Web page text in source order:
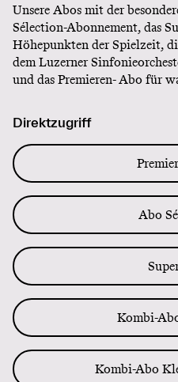
Unsere Abos mit der
Sélection-Abonnement, das
Höhepunkten der Spielzeit,
dem Luzerner
und das Premieren- Abo für
Direktzugriff
Abo
Kombi-
Kombi-Abo